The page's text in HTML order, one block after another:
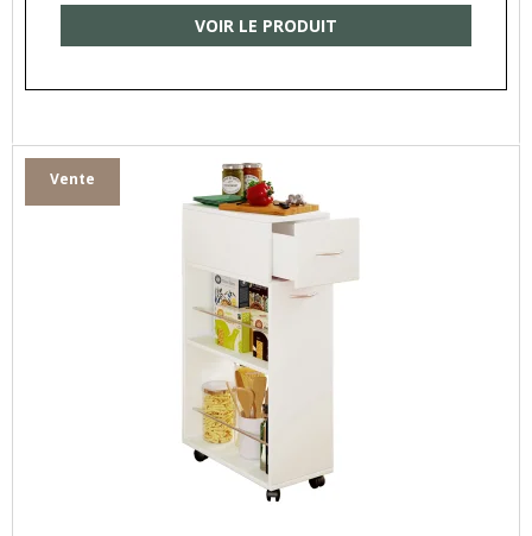
VOIR LE PRODUIT
Vente